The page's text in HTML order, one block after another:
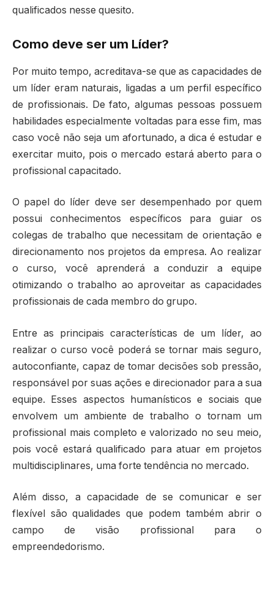
qualificados nesse quesito.
Como deve ser um Líder?
Por muito tempo, acreditava-se que as capacidades de
um líder eram naturais, ligadas a um perfil específico
de profissionais. De fato, algumas pessoas possuem
habilidades especialmente voltadas para esse fim, mas
caso você não seja um afortunado, a dica é estudar e
exercitar muito, pois o mercado estará aberto para o
profissional capacitado.
O papel do líder deve ser desempenhado por quem
possui conhecimentos específicos para guiar os
colegas de trabalho que necessitam de orientação e
direcionamento nos projetos da empresa. Ao realizar
o curso, você aprenderá a conduzir a equipe
otimizando o trabalho ao aproveitar as capacidades
profissionais de cada membro do grupo.
Entre as principais características de um líder, ao
realizar o curso você poderá se tornar mais seguro,
autoconfiante, capaz de tomar decisões sob pressão,
responsável por suas ações e direcionador para a sua
equipe. Esses aspectos humanísticos e sociais que
envolvem um ambiente de trabalho o tornam um
profissional mais completo e valorizado no seu meio,
pois você estará qualificado para atuar em projetos
multidisciplinares, uma forte tendência no mercado.
Além disso, a capacidade de se comunicar e ser
flexível são qualidades que podem também abrir o
campo de visão profissional para o
empreendedorismo.